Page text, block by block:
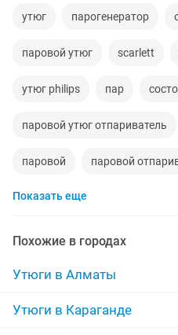
утюг парогенератор
паровой утюг scarlett
утюг philips пар
паровой утюг отпариватель
паровой паровой
парогенератор утюг
tefal утюг для
пароочиститель
Показать еще
Похожие в городах
Утюги в Алматы
Утюги в Караганде